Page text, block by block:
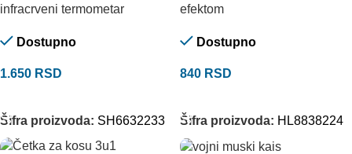
infracrveni termometar
Dostupno
1.650 RSD
Šifra proizvoda: SH6632233
efektom
Dostupno
840 RSD
Šifra proizvoda: HL8838224